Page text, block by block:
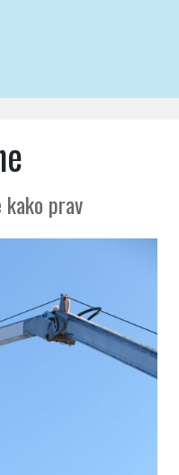
kako prav